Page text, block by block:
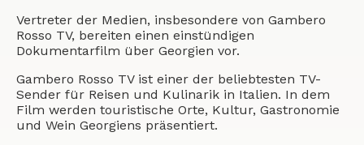
Vertreter der Medien, insbesondere von Gambero
Rosso TV, bereiten einen einstündigen
Dokumentarfilm über Georgien vor.
Gambero Rosso TV ist einer der beliebtesten TV-
Sender für Reisen und Kulinarik in Italien. In dem
Film werden touristische Orte, Kultur, Gastronomie
und Wein Georgiens präsentiert.